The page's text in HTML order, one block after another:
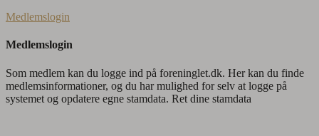
Medlemslogin
Medlemslogin
Som medlem kan du logge ind på foreninglet.dk. Her kan du finde
medlemsinformationer, og du har mulighed for selv at logge på
systemet og opdatere egne stamdata. Ret dine stamdata